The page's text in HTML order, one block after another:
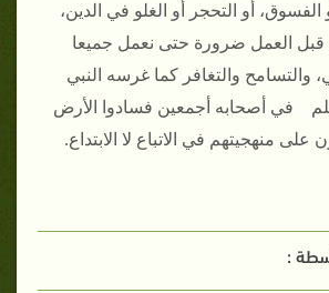
الفسوق، أو التحجر أو الغلو في الدين،
قبل العمل ضرورة حتى نعمل جميعا
والتسامح والتغافر كما غرسه النبي
في أصحابه أجمعين فسادوا الأرض
على منهجيتهم في الاتباع لا الابتداع.
: